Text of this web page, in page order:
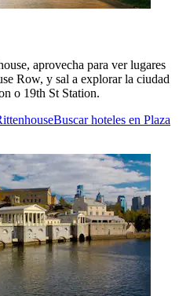
aprovecha para ver lugares
Row, y sal a explorar la ciudad
o 19th St Station.
Buscar hoteles en Plaza